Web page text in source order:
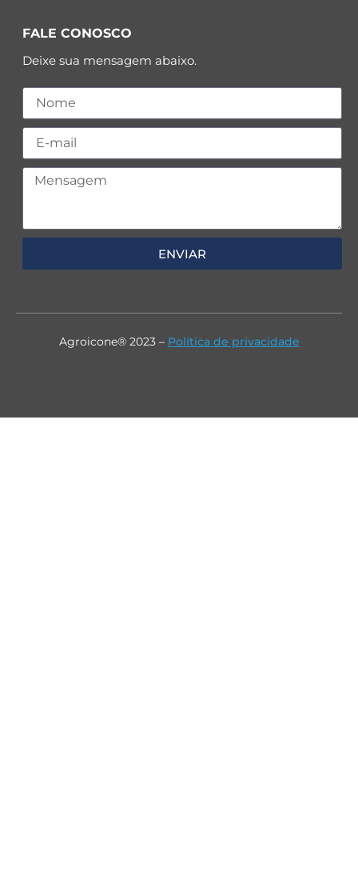
FALE CONOSCO
Deixe sua mensagem abaixo.
ENVIAR
Agroicone® 2023 – Política de privacidade